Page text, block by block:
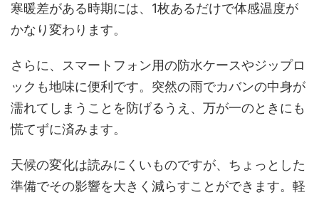
寒暖差がある時期には、1枚あるだけで体感温度が
かなり変わります。
さらに、スマートフォン用の防水ケースやジップロ
ックも地味に便利です。突然の雨でカバンの中身が
濡れてしまうことを防げるうえ、万が一のときにも
慌てずに済みます。
天候の変化は読みにくいものですが、ちょっとした
準備でその影響を大きく減らすことができます。軽